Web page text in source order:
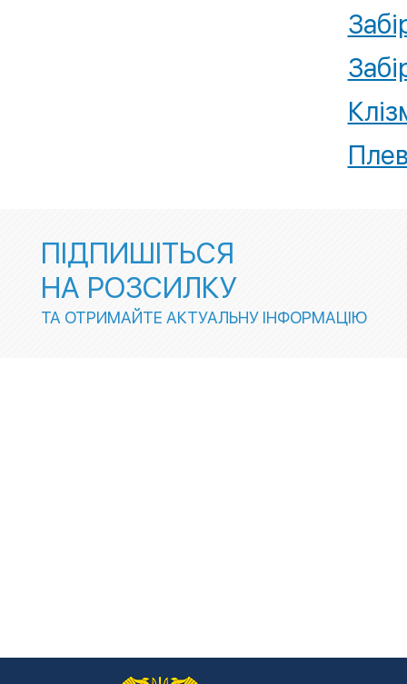
ПІДПИШІТЬСЯ
НА РОЗСИЛКУ
ТА ОТРИМАЙТЕ АКТУАЛЬНУ ІНФОРМАЦІЮ